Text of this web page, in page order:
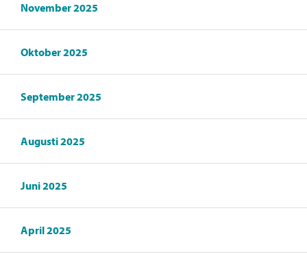
November 2025
Oktober 2025
September 2025
Augusti 2025
Juni 2025
April 2025